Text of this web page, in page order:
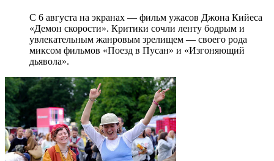
С 6 августа на экранах — фильм ужасов Джона Кийеса
«Демон скорости». Критики сочли ленту бодрым и
увлекательным жанровым зрелищeм — своего рода
миксом фильмов «Поезд в Пусан» и «Изгоняющий
дьявола».